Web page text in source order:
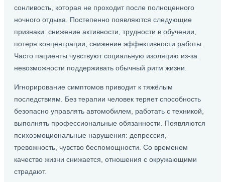
сонливость, которая не проходит после полноценного
ночного отдыха. Постепенно появляются следующие
признаки: снижение активности, трудности в обучении,
потеря концентрации, снижение эффективности работы.
Часто пациенты чувствуют социальную изоляцию из-за
невозможности поддерживать обычный ритм жизни.
Игнорирование симптомов приводит к тяжёлым
последствиям. Без терапии человек теряет способность
безопасно управлять автомобилем, работать с техникой,
выполнять профессиональные обязанности. Появляются
психоэмоциональные нарушения: депрессия,
тревожность, чувство беспомощности. Со временем
качество жизни снижается, отношения с окружающими
страдают.